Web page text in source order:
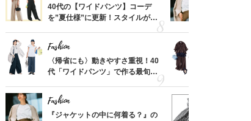
40代の【ワイドパンツ】コーデ
を”夏仕様”に更新！スタイルがキ
Fashion
〈帰省にも〉動きやすさ重視！40
代「ワイドパンツ」で作る最旬
Fashion
『ジャケットの中に何着る？』の